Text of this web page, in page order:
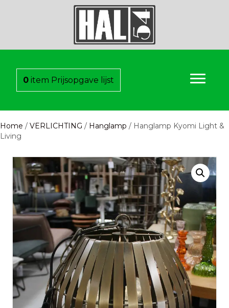
0 item Prijsopgave lijst
Home / VERLICHTING / Hanglamp / Hanglamp Kyomi Light &
Living